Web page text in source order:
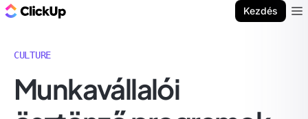
Kezdés
CULTURE
Munkavállalói